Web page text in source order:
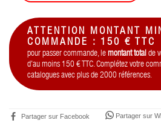
ATTENTION MONTANT
COMMANDE : 150 € TTC
pour passer commande, le montant total de
d'au moins 150 € TTC. Complétez votre
catalogues avec plus de 2000 références.
Partager sur Facebook Partager sur